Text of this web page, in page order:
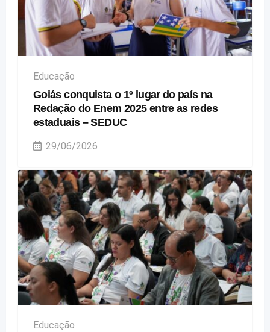
Educação
Goiás conquista o 1º lugar do país na
Redação do Enem 2025 entre as redes
estaduais – SEDUC
29/06/2026
Educação